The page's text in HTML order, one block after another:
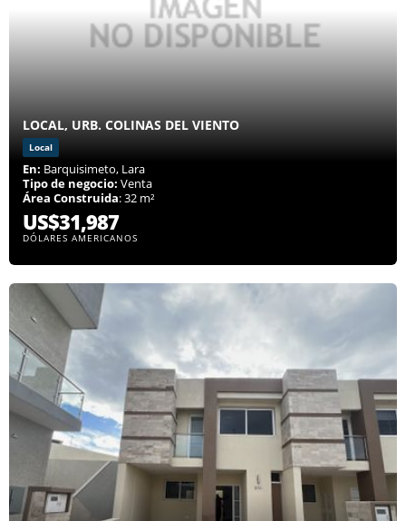
LOCAL, URB. COLINAS DEL VIENTO
Local
En: Barquisimeto, Lara
Tipo de negocio: Venta
Área Construida: 32 m²
US$31,987
DÓLARES AMERICANOS